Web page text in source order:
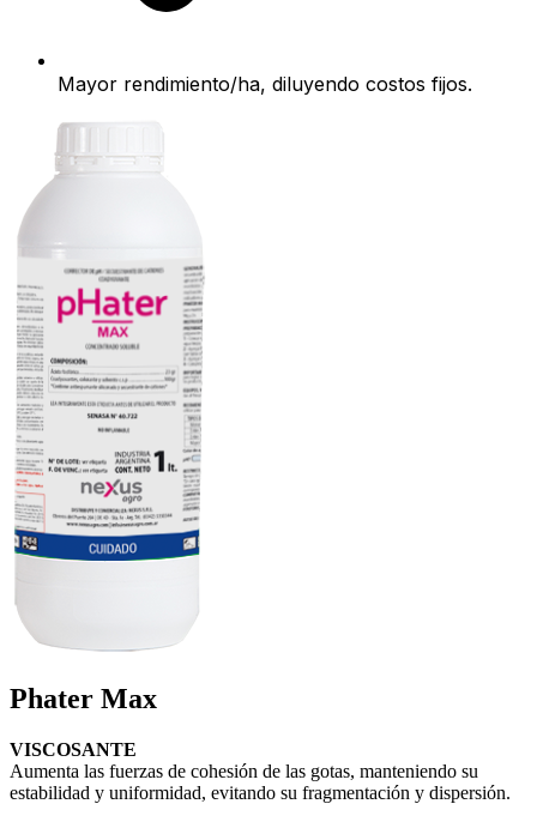
Mayor rendimiento/ha, diluyendo costos fijos.
Phater Max
VISCOSANTE
Aumenta las fuerzas de cohesión de las gotas, manteniendo su
estabilidad y uniformidad, evitando su fragmentación y dispersión.